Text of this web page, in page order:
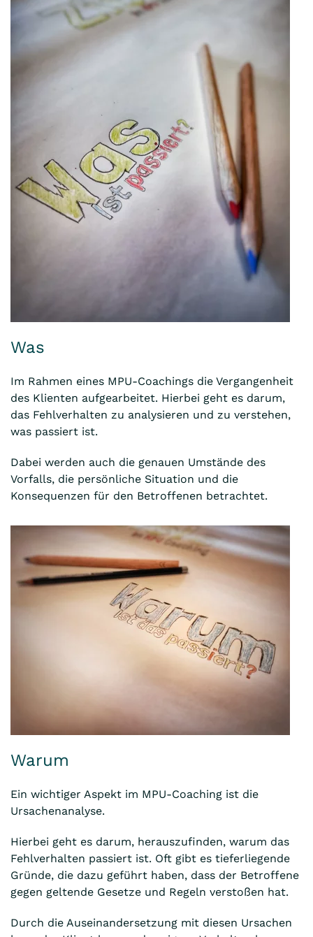
Was
Im Rahmen eines MPU-Coachings die Vergangenheit
des Klienten aufgearbeitet. Hierbei geht es darum,
das Fehlverhalten zu analysieren und zu verstehen,
was passiert ist.
Dabei werden auch die genauen Umstände des
Vorfalls, die persönliche Situation und die
Konsequenzen für den Betroffenen betrachtet.
Warum
Ein wichtiger Aspekt im MPU-Coaching ist die
Ursachenanalyse.
Hierbei geht es darum, herauszufinden, warum das
Fehlverhalten passiert ist. Oft gibt es tieferliegende
Gründe, die dazu geführt haben, dass der Betroffene
gegen geltende Gesetze und Regeln verstoßen hat.
Durch die Auseinandersetzung mit diesen Ursachen